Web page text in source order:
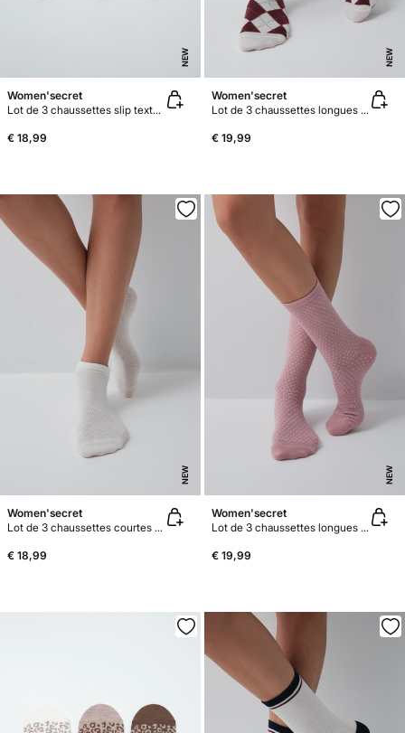
NEW
Women'secret
Lot de 3 chaussettes slip texturées bleues
€ 18,99
NEW
Women'secret
Lot de 3 chaussettes longues à losanges
€ 19,99
NEW
Women'secret
Lot de 3 chaussettes courtes textures blanc
€ 18,99
NEW
Women'secret
Lot de 3 chaussettes longues texture losanges rose
€ 19,99